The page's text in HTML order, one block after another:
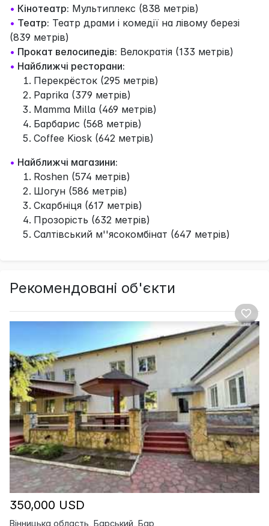
• Кінотеатр: Мультиплекс (838 метрів)
• Театр: Театр драми і комедії на лівому березі
(839 метрів)
• Прокат велосипедів: Велократія (133 метрів)
• Найближчі ресторани:
Перекрёсток (295 метрів)
Paprika (379 метрів)
Mamma Milla (469 метрів)
Барбарис (568 метрів)
Coffee Kiosk (642 метрів)
• Найближчі магазини:
Roshen (574 метрів)
Шогун (586 метрів)
Скарбніця (617 метрів)
Прозорість (632 метрів)
Салтівський м''ясокомбінат (647 метрів)
Рекомендовані об'єкти
350,000 USD
Вінницька область, Барський, Бар